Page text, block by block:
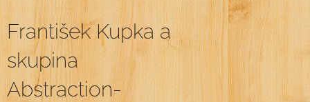
František Kupka a
skupina
Abstraction-